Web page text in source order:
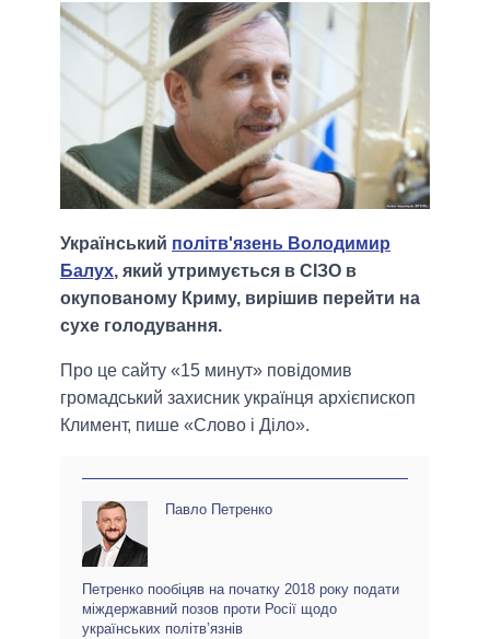
Український політв'язень Володимир
Балух, який утримується в СІЗО в
окупованому Криму, вирішив перейти на
сухе голодування.
Про це сайту «15 минут» повідомив
громадський захисник українця архієпископ
Климент, пише «Слово і Діло».
Павло Петренко
Петренко пообіцяв на початку 2018 року подати
міждержавний позов проти Росії щодо
українських політв’язнів